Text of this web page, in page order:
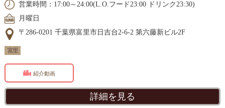
営業時間：17:00～24:00(L.O.フード23:00 ドリンク23:30)
月曜日
〒286-0201 千葉県富里市日吉台2-6-2 第六藤新ビル2F
富里
紹介動画
詳細を見る